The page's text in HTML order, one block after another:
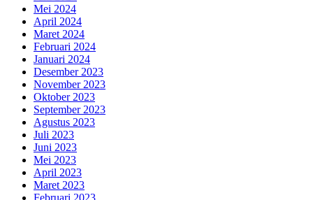
Mei 2024
April 2024
Maret 2024
Februari 2024
Januari 2024
Desember 2023
November 2023
Oktober 2023
September 2023
Agustus 2023
Juli 2023
Juni 2023
Mei 2023
April 2023
Maret 2023